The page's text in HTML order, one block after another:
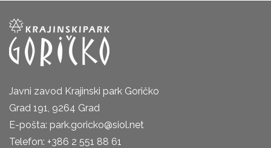
Javni zavod Krajinski park Goričko
Grad 191, 9264 Grad
E-pošta: park.goricko@siol.net
Telefon: +386 2 551 88 61